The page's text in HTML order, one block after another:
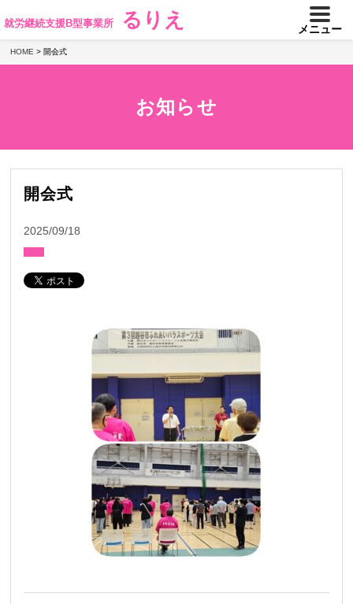
就労継続支援B型事業所 るりえ メニュー
HOME > 開会式
お知らせ
開会式
2025/09/18